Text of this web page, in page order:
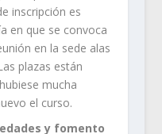
inscripción es
en que se convoca
en la sede alas
plazas están
mucha
el curso.
y fomento